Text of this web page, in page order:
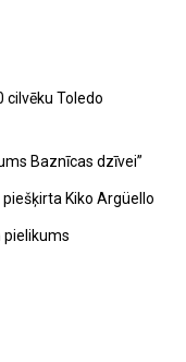
cilvēku Toledo
Baznīcas dzīvei”
piešķirta Kiko Argüello
pielikums